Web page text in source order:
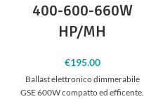
400-600-660W
HP/MH
€195.00
Ballast elettronico dimmerabile
GSE 600W compatto ed efficente.